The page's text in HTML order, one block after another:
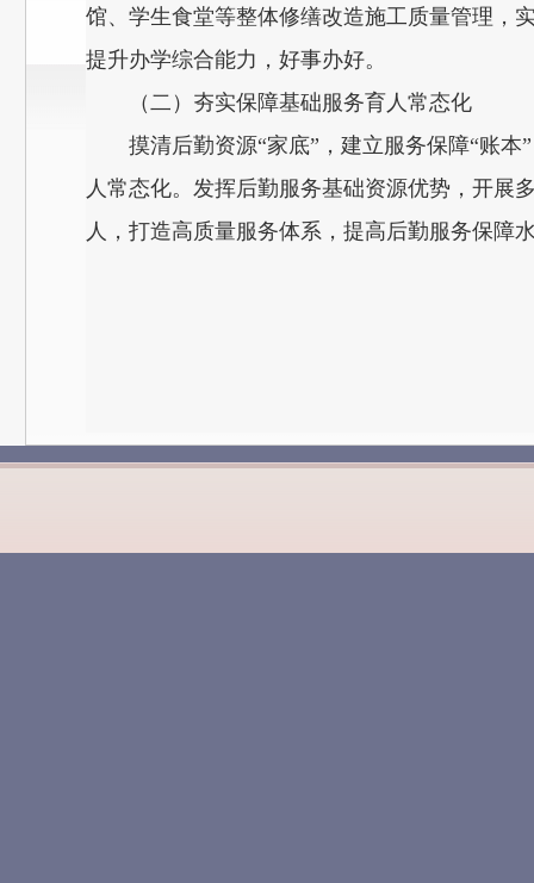
馆、学生食堂等整体修缮改造施工质量管理，
提升办学综合能力，好事办好。
（二）夯实保障基础服务育人常态化
摸清后勤资源“家底”，建立服务保障“账
人常态化。发挥后勤服务基础资源优势，开展
人，打造高质量服务体系，提高后勤服务保障